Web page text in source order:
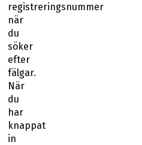
registreringsnummer
när
du
söker
efter
fälgar.
När
du
har
knappat
in